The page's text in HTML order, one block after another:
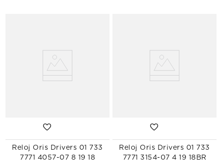
Reloj Oris Drivers 01 733
7771 4057-07 8 19 18
Reloj Oris Drivers 01 733
7771 3154-07 4 19 18BR